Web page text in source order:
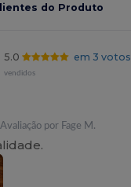
do Produto
5.0 em 3 votos
vendidos
Avaliação por Fage M.